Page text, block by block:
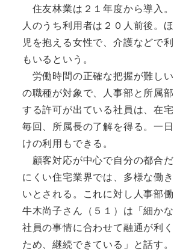
住友林業は２１年度から導入
人のうち利用者は２０人前後。
児を抱える女性で、介護などで
もいるという。
労働時間の正確な把握が難しい
の職種が対象で、人事部と所属
する許可が出ている社員は、在
毎回、所属長の了解を得る。一
けの利用もできる。
顧客対応が中心で自分の都合
にくい住宅業界では、多様な働
いとされる。これに対し人事部
牛木尚子さん（５１）は「細かな
社員の事情に合わせて融通が利
ため、継続できている」と話す